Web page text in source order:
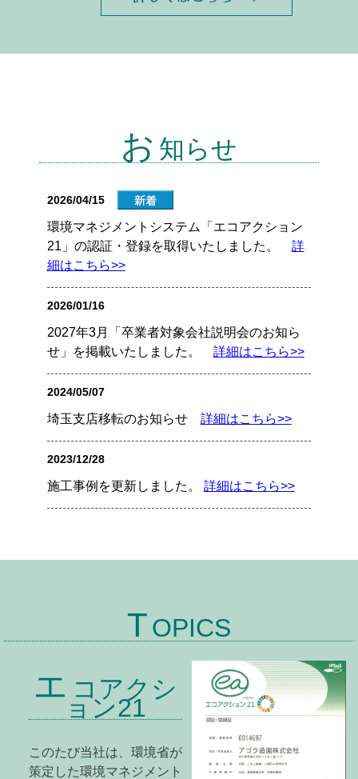
お 知らせ
2026/04/15
環境マネジメントシステム「エコアクション
21」の認証・登録を取得いたしました。 詳
細はこちら>>
2026/01/16
2027年3月「卒業者対象会社説明会のお知ら
せ」を掲載いたしました。 詳細はこちら>>
2024/05/07
埼玉支店移転のお知らせ 詳細はこちら>>
2023/12/28
施工事例を更新しました。 詳細はこちら>>
TOPICS
エ コアクシ
ョン21
このたび当社は、環境省が
策定した環境マネジメント